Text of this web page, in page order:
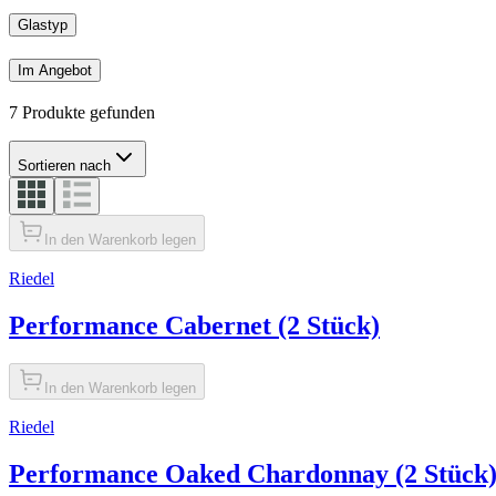
Glastyp
Im Angebot
7 Produkte gefunden
Sortieren nach
In den Warenkorb legen
Riedel
Performance Cabernet (2 Stück)
In den Warenkorb legen
Riedel
Performance Oaked Chardonnay (2 Stück)